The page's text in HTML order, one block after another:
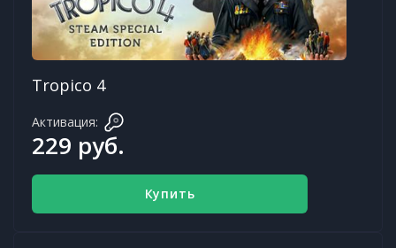
Tropico 4
Активация:
229 руб.
Купить